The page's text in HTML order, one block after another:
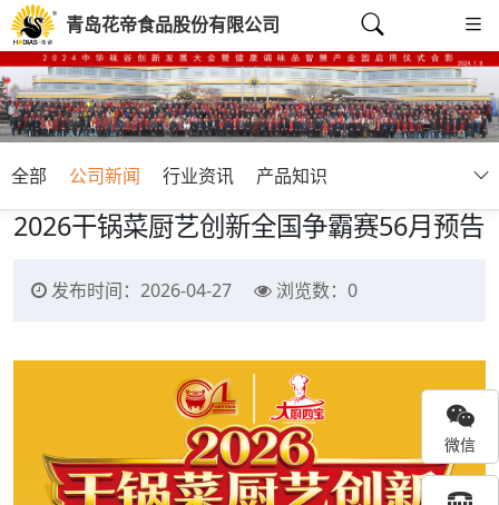
青岛花帝食品股份有限公司
全部 公司新闻 行业资讯 产品知识
2026干锅菜厨艺创新全国争霸赛56月预告
发布时间：2026-04-27 浏览数： 0
微信